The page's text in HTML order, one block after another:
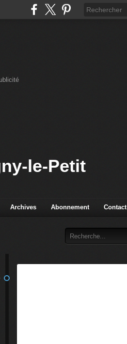
le-Petit
Archives Abonnement Contact